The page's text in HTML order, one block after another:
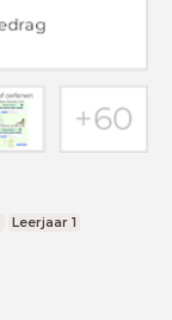
Leerjaar 1